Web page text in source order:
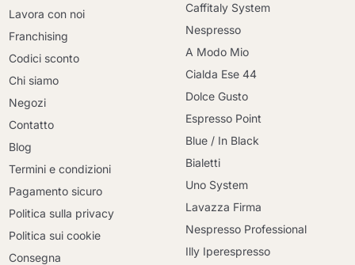
Lavora con noi
Franchising
Codici sconto
Chi siamo
Negozi
Contatto
Blog
Termini e condizioni
Pagamento sicuro
Politica sulla privacy
Politica sui cookie
Consegna
Caffitaly System
Nespresso
A Modo Mio
Cialda Ese 44
Dolce Gusto
Espresso Point
Blue / In Black
Bialetti
Uno System
Lavazza Firma
Nespresso Professional
Illy Iperespresso